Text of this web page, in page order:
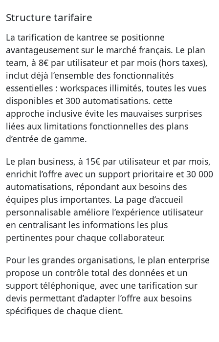
Structure tarifaire
La tarification de kantree se positionne
avantageusement sur le marché français. Le plan
team, à 8€ par utilisateur et par mois (hors taxes),
inclut déjà l’ensemble des fonctionnalités
essentielles : workspaces illimités, toutes les vues
disponibles et 300 automatisations. cette
approche inclusive évite les mauvaises surprises
liées aux limitations fonctionnelles des plans
d’entrée de gamme.
Le plan business, à 15€ par utilisateur et par mois,
enrichit l’offre avec un support prioritaire et 30 000
automatisations, répondant aux besoins des
équipes plus importantes. La page d’accueil
personnalisable améliore l’expérience utilisateur
en centralisant les informations les plus
pertinentes pour chaque collaborateur.
Pour les grandes organisations, le plan enterprise
propose un contrôle total des données et un
support téléphonique, avec une tarification sur
devis permettant d’adapter l’offre aux besoins
spécifiques de chaque client.